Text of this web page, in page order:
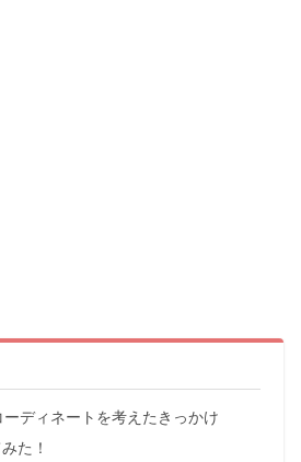
ディネートを考えたきっかけ
た！